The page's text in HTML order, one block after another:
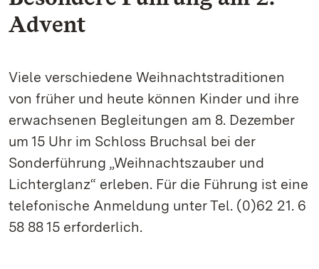
Advent
Viele verschiedene Weihnachtstraditionen
von früher und heute können Kinder und ihre
erwachsenen Begleitungen am 8. Dezember
um 15 Uhr im Schloss Bruchsal bei der
Sonderführung „Weihnachtszauber und
Lichterglanz“ erleben. Für die Führung ist eine
telefonische Anmeldung unter Tel. (0)62 21. 6
58 88 15 erforderlich.